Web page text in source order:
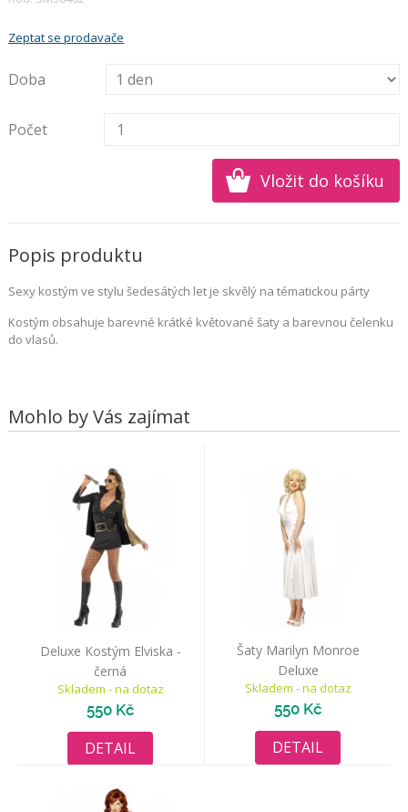
Zeptat se prodavače
Doba
Počet
Popis produktu
Sexy kostým ve stylu šedesátých let je skvělý na tématickou párty
Kostým obsahuje barevné krátké květované šaty a barevnou čelenku
do vlasů.
Mohlo by Vás zajímat
Deluxe Kostým Elviska -
černá
Skladem - na dotaz
550 Kč
DETAIL
Šaty Marilyn Monroe
Deluxe
Skladem - na dotaz
550 Kč
DETAIL